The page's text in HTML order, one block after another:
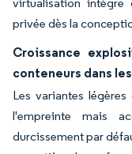
privée dès la
Croissance
conteneurs dans
Les variantes
l'empreinte mais
durcissement par